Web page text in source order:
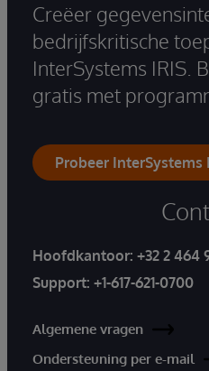
Creëer
bedrijfskritische
InterSystems IRIS.
gratis met
Probeer InterSystems
Hoofdkantoor: +32 2 464
Support: +1-617-621-0700
Algemene vragen
Ondersteuning per e-mail